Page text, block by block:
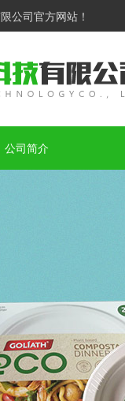
公司官方网站！
公司简介